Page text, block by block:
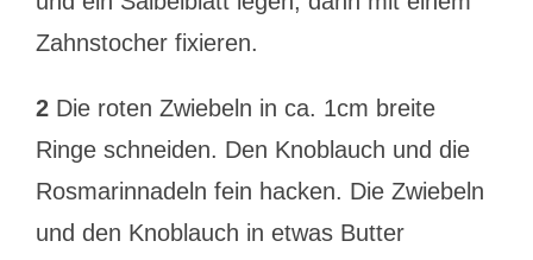
Zahnstocher fixieren.
2Die roten Zwiebeln in ca. 1cm breite
Ringe schneiden. Den Knoblauch und die
Rosmarinnadeln fein hacken. Die Zwiebeln
und den Knoblauch in etwas Butter